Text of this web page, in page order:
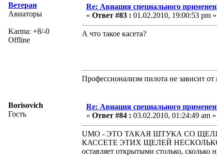
Ветеран
Авиаторы
Karma: +8/-0
Offline
Re: Авиация специального
« Ответ #83 : 01.02.2010, 19:00:53 pm »
А что такое касета?
Профессионализм пилота не зависит
Borisovich
Гость
Re: Авиация специального
« Ответ #84 : 03.02.2010, 01:24:49 am »
UMO - ЭТО ТАКАЯ ШТУКА СО
КАССЕТЕ ЭТИХ ЩЕЛЕЙ
оставляет открытыми столько, сколько